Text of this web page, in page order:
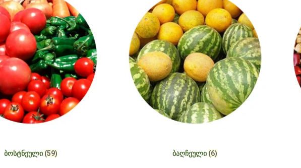
ᲑᲝᲡᲢᲜᲔᲣᲚᲘ (59) ᲑᲐᲦᲩᲔᲣᲚᲘ (6)